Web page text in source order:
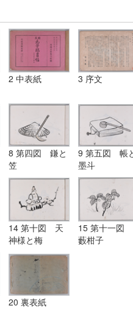
2 中表紙 3 序文
8 第四図 鎌と
笠
9 第五図 帳
墨斗
14 第十図 天
神様と梅
15 第十一図
藪柑子
20 裏表紙